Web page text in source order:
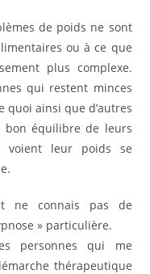
de poids ne sont
ou à ce que
plus complexe.
qui restent minces
quoi ainsi que d’autres
équilibre de leurs
voient leur poids se
ne connais pas de
» particulière.
personnes qui me
thérapeutique